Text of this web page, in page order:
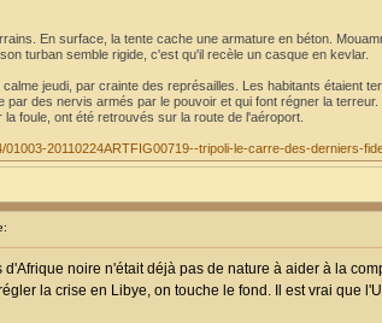
En surface, la tente cache une armature en béton.
turban semble rigide, c'est qu'il recèle un casque en kevlar.
jeudi, par crainte des représailles. Les habitants étaient
des nervis armés par le pouvoir et qui font régner la
foule, ont été retrouvés sur la route de l'aéroport.
01003-20110224ARTFIG00719--tripoli-le-carre-des-derniers-
noire n'était déjà pas de nature à aider à la
la crise en Libye, on touche le fond. Il est vrai que